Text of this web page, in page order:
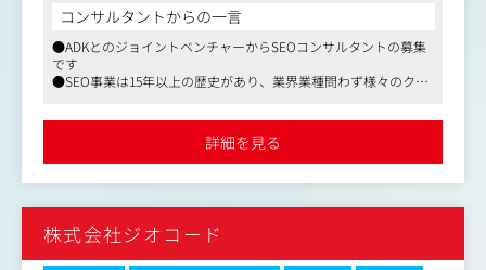
ティングな仕事です。
【具体業務内容イメージ】
・AI検索の最新アルゴリズム、およびユーザー行動の分析
・AIの回答精度と品質を高めるためのテクニカルな内部施
・クライアントの事業戦略に基づいた、オウンド/ペイド/
アーンド/シェアードメディアの統合的活用戦略の策定
・各領域の専門家（SEO、広告、PR、等）を巻き込んだ施
策の実行ディレクション
・パフォーマンスモニタリングと、データに基づく改善サ
のマーケティング戦略を企画/提案/実施し、お客様の課題
解決を行います。
【募集背景】
・事業が毎年順調に売上を拡大しており、体制強化のため
・事業成長の主な背景としては、特に、生成AIの登場によ
り、「SEO/LLMO」市場は活況を呈していることが挙げら
【業務内容】
コンサルタントからの一言
●ADKとのジョイントベンチャーからSEOコンサルタントの募集
です
●SEO事業は15年以上の歴史があり、業界業種問わず様々のクラ
いるので、仕事とプライベートを両立することができます
詳細を見る
株式会社ジオコード